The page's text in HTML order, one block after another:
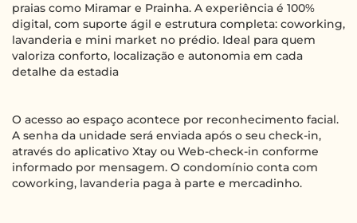
praias como Miramar e Prainha. A experiência é 100%
digital, com suporte ágil e estrutura completa: coworking,
lavanderia e mini market no prédio. Ideal para quem
valoriza conforto, localização e autonomia em cada
detalhe da estadia
O acesso ao espaço acontece por reconhecimento facial.
A senha da unidade será enviada após o seu check-in,
através do aplicativo Xtay ou Web-check-in conforme
informado por mensagem. O condomínio conta com
coworking, lavanderia paga à parte e mercadinho.